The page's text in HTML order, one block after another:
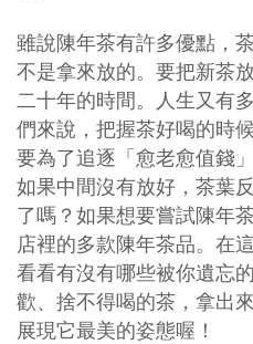
雖說陳年茶有許多優點，
不是拿來放的。要把新茶
二十年的時間。人生又有
們來說，把握茶好喝的時
要為了追逐「愈老愈值錢
如果中間沒有放好，茶葉
了嗎？如果想要嘗試陳年
店裡的多款陳年茶品。在
看看有沒有哪些被你遺忘
歡、捨不得喝的茶，拿出
展現它最美的姿態喔！